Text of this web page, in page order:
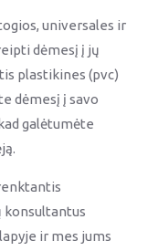
universales ir
dėmesį į jų
plastikines (pvc)
dėmesį į savo
galėtumėte
konsultantus
ir mes jums